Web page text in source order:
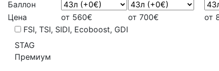
Баллон
Цена
от 560€ от 700€
от
FSI, TSI, SIDI, Ecoboost, GDI
STAG
Премиум